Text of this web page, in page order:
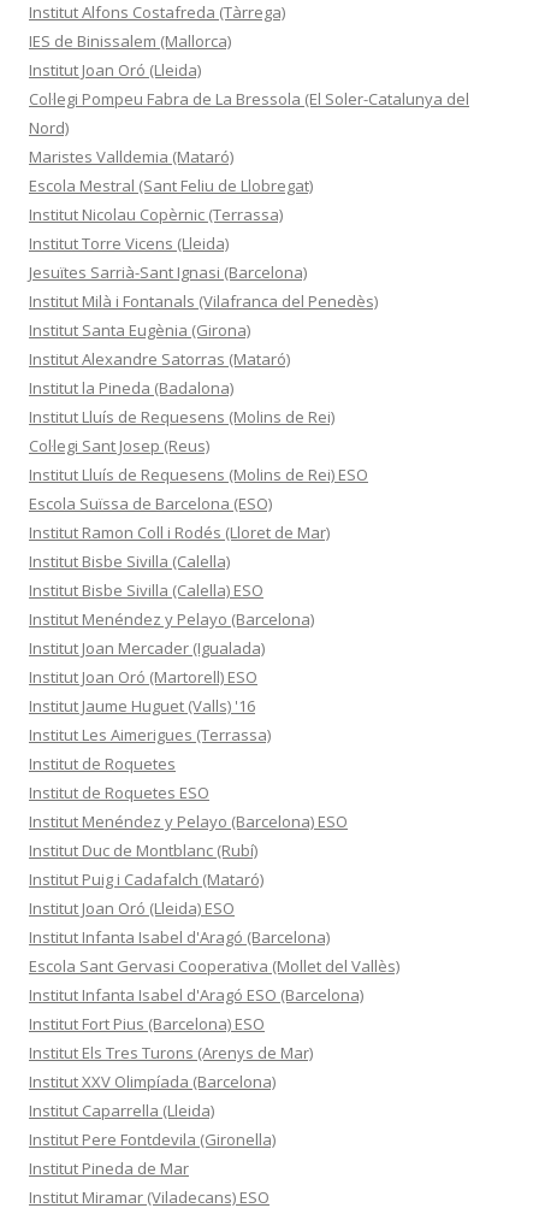
Institut Alfons Costafreda (Tàrrega)
IES de Binissalem (Mallorca)
Institut Joan Oró (Lleida)
Col·legi Pompeu Fabra de La Bressola (El Soler-Catalunya del
Nord)
Maristes Valldemia (Mataró)
Escola Mestral (Sant Feliu de Llobregat)
Institut Nicolau Copèrnic (Terrassa)
Institut Torre Vicens (Lleida)
Jesuïtes Sarrià-Sant Ignasi (Barcelona)
Institut Milà i Fontanals (Vilafranca del Penedès)
Institut Santa Eugènia (Girona)
Institut Alexandre Satorras (Mataró)
Institut la Pineda (Badalona)
Institut Lluís de Requesens (Molins de Rei)
Col·legi Sant Josep (Reus)
Institut Lluís de Requesens (Molins de Rei) ESO
Escola Suïssa de Barcelona (ESO)
Institut Ramon Coll i Rodés (Lloret de Mar)
Institut Bisbe Sivilla (Calella)
Institut Bisbe Sivilla (Calella) ESO
Institut Menéndez y Pelayo (Barcelona)
Institut Joan Mercader (Igualada)
Institut Joan Oró (Martorell) ESO
Institut Jaume Huguet (Valls) '16
Institut Les Aimerigues (Terrassa)
Institut de Roquetes
Institut de Roquetes ESO
Institut Menéndez y Pelayo (Barcelona) ESO
Institut Duc de Montblanc (Rubí)
Institut Puig i Cadafalch (Mataró)
Institut Joan Oró (Lleida) ESO
Institut Infanta Isabel d'Aragó (Barcelona)
Escola Sant Gervasi Cooperativa (Mollet del Vallès)
Institut Infanta Isabel d'Aragó ESO (Barcelona)
Institut Fort Pius (Barcelona) ESO
Institut Els Tres Turons (Arenys de Mar)
Institut XXV Olimpíada (Barcelona)
Institut Caparrella (Lleida)
Institut Pere Fontdevila (Gironella)
Institut Pineda de Mar
Institut Miramar (Viladecans) ESO